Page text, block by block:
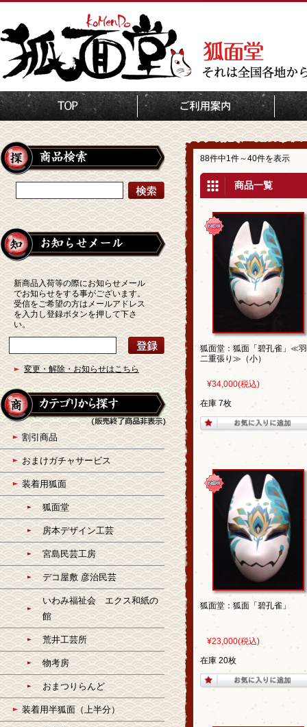
88件中1件～40件を表示
商品一覧
狐面堂：狐面「碧孔雀」≪羽
二重張り≫（小）
¥34,000(税込)
在庫 7枚
狐面堂：狐面「碧孔雀」
¥23,000(税込)
在庫 20枚
新商品入荷等の際にお知らせメール
でお知らせをする事がございます。
受信をご希望の方はメールアドレス
を入力し登録ボタンを押して下さ
い。
変更・解除・お知らせはこちら
割引商品
おまけガチャサービス
装着用狐面
狐面堂
房本デザイン工芸
宮島民芸工房
デコ屋敷 彦治民芸
いわみ福祉会 エクス和紙の
館
荒井工芸所
物考房
おまつりらんど
装着用半狐面（上半分）